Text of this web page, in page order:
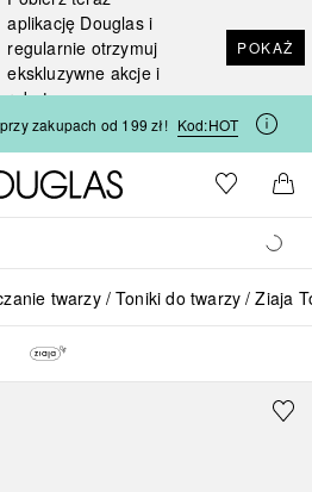
aplikację Douglas i
regularnie otrzymuj
ekskluzywne akcje i
rabaty
POKAŻ
zakupach od 199 zł! Kod:HOT
Strona główna Douglas
Do listyDo
twarzy Toniki do twarzy Ziaja